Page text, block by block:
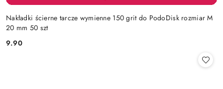
Nakładki ścierne tarcze wymienne 150 grit do PodoDisk rozmiar M
20 mm 50 szt
Cena:
9.90